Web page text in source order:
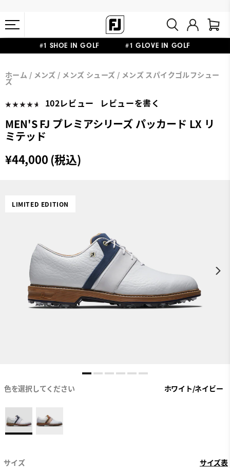
#1 SHOE IN GOLF #1 GLOVE IN GOLF
11,000円
ホーム メンズ メンズ シューズ メンズ スパイクゴルフシュー
ズ
102レビュー レビューを書く
MEN'S FJ プレミアシリーズ パッカード LX リ
ミテッド
¥44,000 (税込)
LIMITED EDITION
色を選択してください ホワイト/ネイビー
サイズ
サイズ表